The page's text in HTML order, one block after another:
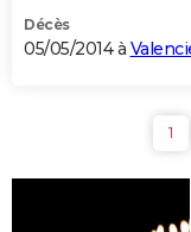
Décès
05/05/2014 à
1